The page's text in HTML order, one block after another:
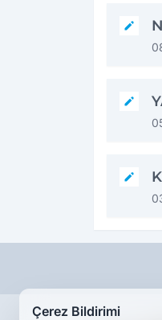
Çerez Bildirimi